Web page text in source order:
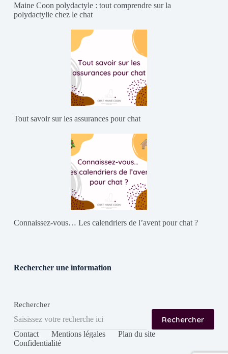
Maine Coon polydactyle : tout comprendre sur la
polydactylie chez le chat
Tout savoir sur les assurances pour chat
Connaissez-vous… Les calendriers de l’avent pour chat ?
Rechercher une information
Rechercher
Rechercher
Contact Mentions légales
Plan du site
Confidentialité